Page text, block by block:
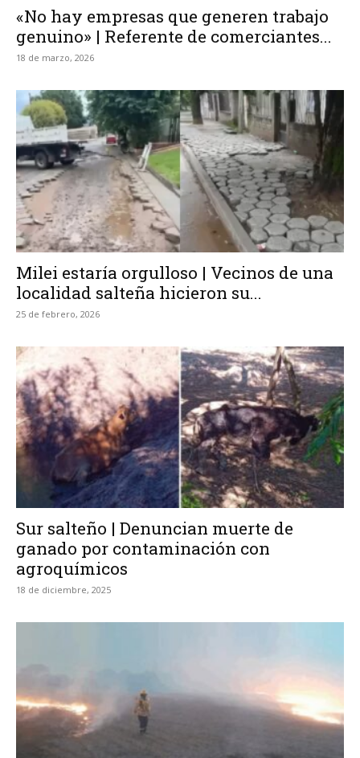
«No hay empresas que generen trabajo
genuino» | Referente de comerciantes...
18 de marzo, 2026
Milei estaría orgulloso | Vecinos de una
localidad salteña hicieron su...
25 de febrero, 2026
Sur salteño | Denuncian muerte de
ganado por contaminación con
agroquímicos
18 de diciembre, 2025